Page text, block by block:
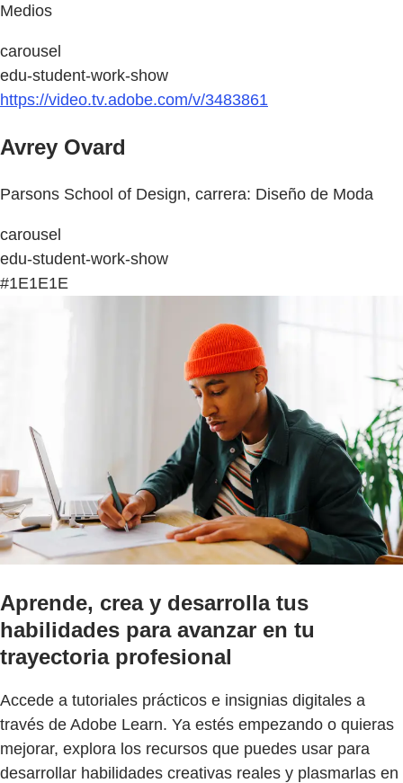
Medios
carousel
edu-student-work-show
https://video.tv.adobe.com/v/3483861
Avrey Ovard
Parsons School of Design, carrera: Diseño de Moda
carousel
edu-student-work-show
#1E1E1E
Aprende, crea y desarrolla tus
habilidades para avanzar en tu
trayectoria profesional
Accede a tutoriales prácticos e insignias digitales a
través de Adobe Learn. Ya estés empezando o quieras
mejorar, explora los recursos que puedes usar para
desarrollar habilidades creativas reales y plasmarlas en